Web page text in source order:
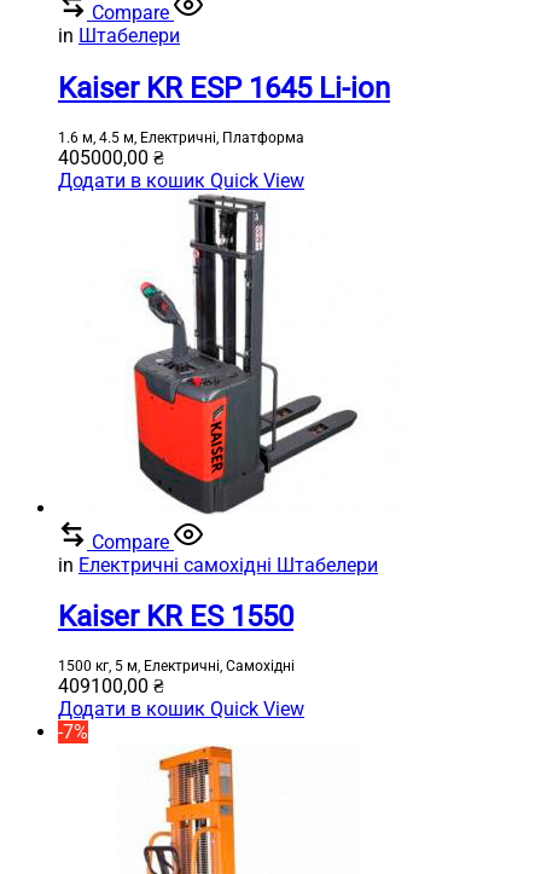
Compare
in Штабелери
Kaiser KR ESP 1645 Li-ion
1.6 м, 4.5 м, Електричні, Платформа
405000,00 ₴
Додати в кошик Quick View
Compare
in Електричні самохідні Штабелери
Kaiser KR ES 1550
1500 кг, 5 м, Електричні, Самохідні
409100,00 ₴
Додати в кошик Quick View
-7%